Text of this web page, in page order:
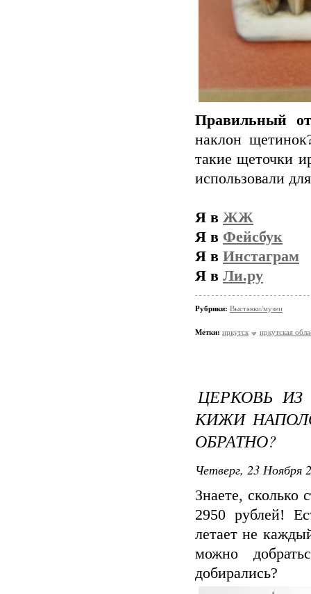
Правильный
наклон
такие щеточки
использовали
Я в ЖЖ
Я в Фейсбук
Я в Инстаграм
Я в Ли.ру
Рубрики: Выставки/музеи
Метки: иркутск иркутская
ЦЕРКОВЬ
КИЖИ
ОБРАТНО?
Четверг, 23 Ноября
Знаете, сколько
2950 рублей!
летает не
можно
добирались?